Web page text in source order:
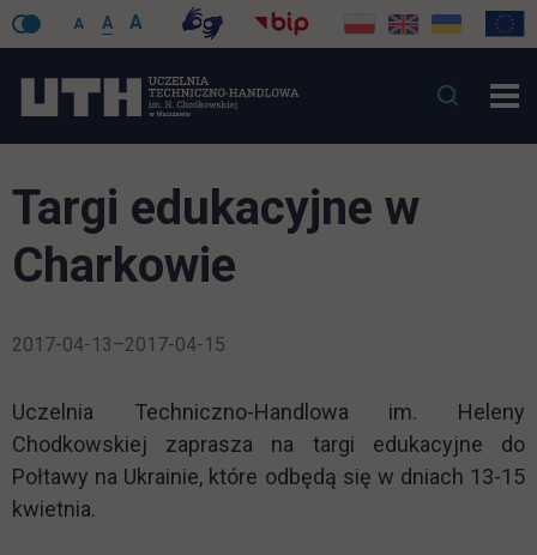
A A A
Targi edukacyjne w
Charkowie
2017-04-13–2017-04-15
Uczelnia Techniczno-Handlowa im. Heleny
Chodkowskiej zaprasza na targi edukacyjne do
Połtawy na Ukrainie, które odbędą się w dniach 13-15
kwietnia.